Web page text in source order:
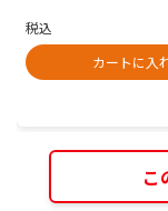
税込
カートに入
こ